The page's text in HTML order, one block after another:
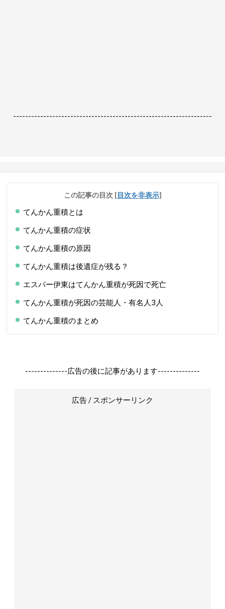
------------------------------------------------------------------
この記事の目次 [目次を非表示]
てんかん重積とは
てんかん重積の症状
てんかん重積の原因
てんかん重積は後遺症が残る？
エスパー伊東はてんかん重積が死因で死亡
てんかん重積が死因の芸能人・有名人3人
てんかん重積のまとめ
--------------広告の後に記事があります--------------
広告 / スポンサーリンク